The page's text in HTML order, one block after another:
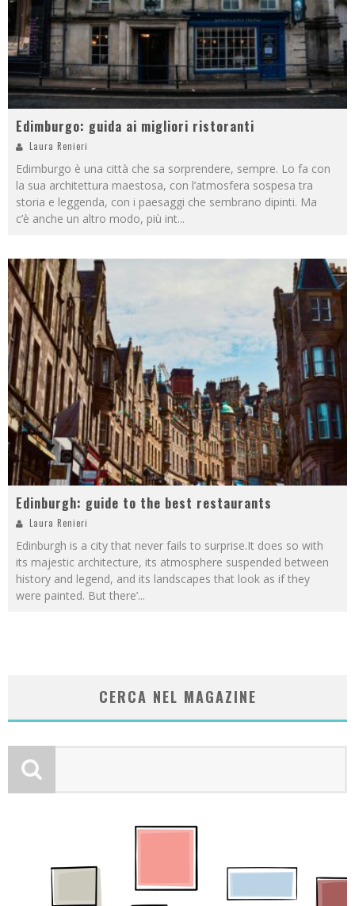
Edimburgo: guida ai migliori ristoranti
Laura Renieri
Edimburgo è una città che sa sorprendere, sempre. Lo fa con
la sua architettura maestosa, con l’atmosfera sospesa tra
storia e leggenda, con i paesaggi che sembrano dipinti. Ma
c’è anche un altro modo, più int...
Edinburgh: guide to the best restaurants
Laura Renieri
Edinburgh is a city that never fails to surprise.It does so with
its majestic architecture, its atmosphere suspended between
history and legend, and its landscapes that look as if they
were painted. But there’...
CERCA NEL MAGAZINE